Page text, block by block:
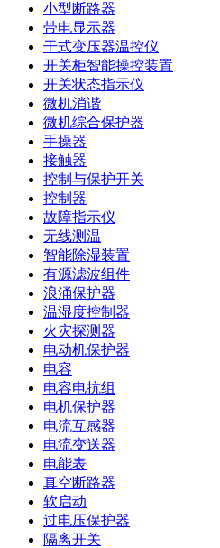
小型断路器
带电显示器
干式变压器温控仪
开关柜智能操控装置
开关状态指示仪
微机消谐
微机综合保护器
手操器
接触器
控制与保护开关
控制器
故障指示仪
无线测温
智能除湿装置
有源滤波组件
浪涌保护器
温湿度控制器
火灾探测器
电动机保护器
电容
电容电抗组
电机保护器
电流互感器
电流变送器
电能表
真空断路器
软启动
过电压保护器
隔离开关